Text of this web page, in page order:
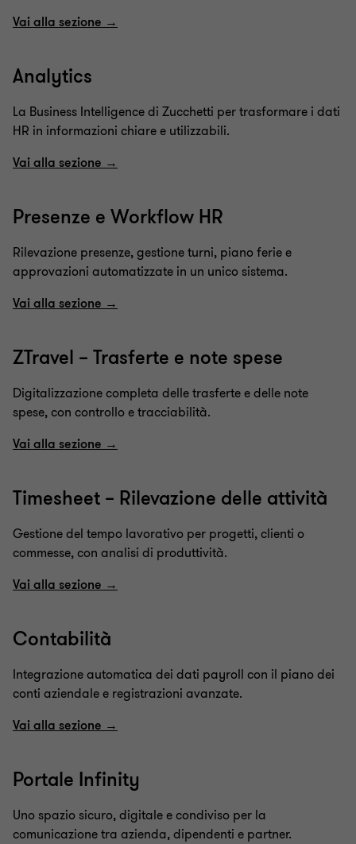
Vai alla sezione →
Analytics
La Business Intelligence di Zucchetti per trasformare i dati
HR in informazioni chiare e utilizzabili.
Vai alla sezione →
Presenze e Workflow HR
Rilevazione presenze, gestione turni, piano ferie e
approvazioni automatizzate in un unico sistema.
Vai alla sezione →
ZTravel – Trasferte e note spese
Digitalizzazione completa delle trasferte e delle note
spese, con controllo e tracciabilità.
Vai alla sezione →
Timesheet – Rilevazione delle attività
Gestione del tempo lavorativo per progetti, clienti o
commesse, con analisi di produttività.
Vai alla sezione →
Contabilità
Integrazione automatica dei dati payroll con il piano dei
conti aziendale e registrazioni avanzate.
Vai alla sezione →
Portale Infinity
Uno spazio sicuro, digitale e condiviso per la
comunicazione tra azienda, dipendenti e partner.